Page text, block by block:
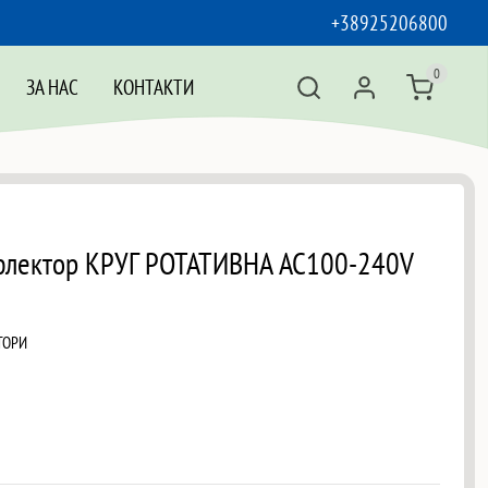
+38925206800
ЗА НАС КОНТАКТИ 0
КРУГ РОТАТИВНА AC100-240V